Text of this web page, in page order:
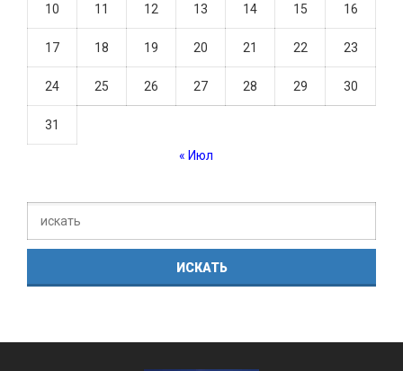
10 11 12 13 14 15 16
17 18 19 20 21 22 23
24 25 26 27 28 29 30
31
« Июл